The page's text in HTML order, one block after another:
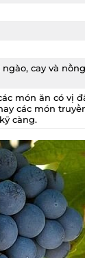
cay và
món ăn có vị
các món
càng.